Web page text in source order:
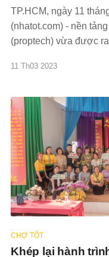
TP.HCM, ngày 11
(nhatot.com) - nền
(proptech) vừa được
hướng đến kết nối nhà
11 Th03 2023
CHỢ TỐT
Khép lại hành